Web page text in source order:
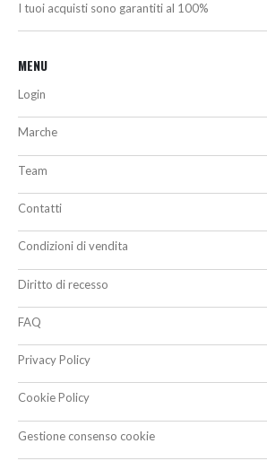
I tuoi acquisti sono garantiti al 100%
MENU
Login
Marche
Team
Contatti
Condizioni di vendita
Diritto di recesso
FAQ
Privacy Policy
Cookie Policy
Gestione consenso cookie